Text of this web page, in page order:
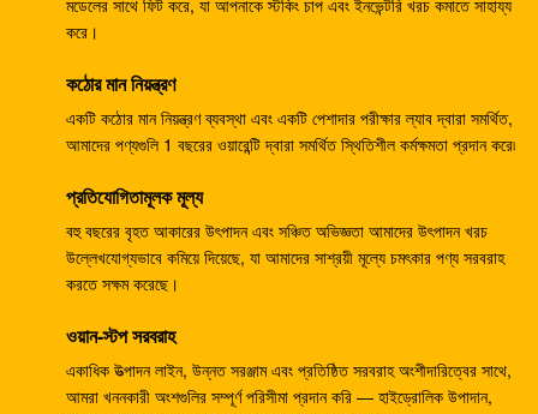
তেল প্রধান পাম্প
K3V112DTP খননকারী জলবাহী গিয়ার পাম্প DH258-5 DH258-7
খননকারী EX100-1 হাইড্রোলিক পাম্পিং ইউনিট এইচপিভি091
4206916
খননকারীর EX100-5 হাইড্রোলিক গিয়ার পাম্প HPV091 4276918
YN10V00013F1 K3V112DTP খননকারী জলবাহী পাম্প
SK200-6E SK230-6E ফিট করে
SY215-8 K3V112DTP খনক হাইড্রোলিক পিস্টন পাম্প
4255303 ছোট জলবাহী পিস্টন পাম্প এইচপিভি091DW EX100 এর
জন্য EX
করে।
কঠোর মান নিয়ন্ত্রণ
একটি কঠোর মান নিয়ন্ত্রণ ব্যবস্থা এবং একটি পেশাদার পরীক্ষার ল্যাব দ্বারা সমর্থিত,
আমাদের পণ্যগুলি 1 বছরের ওয়ারেন্টি দ্বারা সমর্থিত স্থিতিশীল কর্মক্ষমতা প্রদান করে৷
প্রতিযোগিতামূলক মূল্য
বহু বছরের বৃহত আকারের উৎপাদন এবং সঞ্চিত অভিজ্ঞতা আমাদের উৎপাদন খরচ
উল্লেখযোগ্যভাবে কমিয়ে দিয়েছে, যা আমাদের সাশ্রয়ী মূল্যে চমৎকার পণ্য সরবরাহ
করতে সক্ষম করেছে।
ওয়ান-স্টপ সরবরাহ
একাধিক উত্পাদন লাইন, উন্নত সরঞ্জাম এবং প্রতিষ্ঠিত সরবরাহ অংশীদারিত্বের সাথে,
আমরা খননকারী অংশগুলির সম্পূর্ণ পরিসীমা প্রদান করি — হাইড্রোলিক উপাদান,